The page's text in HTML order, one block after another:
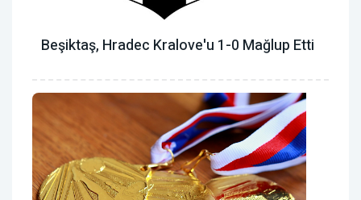
Beşiktaş, Hradec Kralove'u 1-0 Mağlup Etti